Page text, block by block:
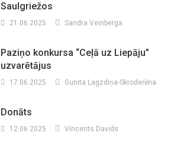
Saulgriežos
21.06.2025 Sandra Veinberga
Paziņo konkursa “Ceļā uz Liepāju”
uzvarētājus
17.06.2025 Gunita Lagzdiņa-Skroderēna
Donāts
12.06.2025 Vincents Davids